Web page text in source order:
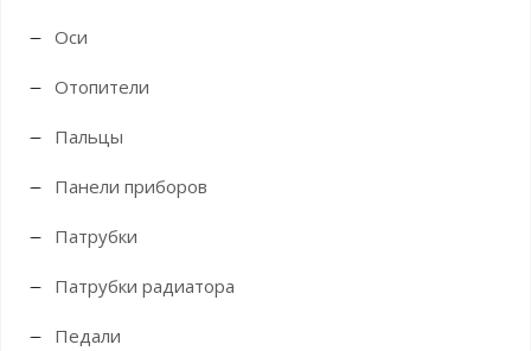
Оси
Отопители
Пальцы
Панели приборов
Патрубки
Патрубки радиатора
Педали